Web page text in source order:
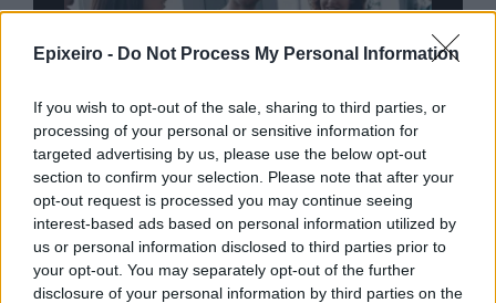
Epixeiro - Do Not Process My Personal Information
If you wish to opt-out of the sale, sharing to third parties, or
processing of your personal or sensitive information for
targeted advertising by us, please use the below opt-out
section to confirm your selection. Please note that after your
opt-out request is processed you may continue seeing
interest-based ads based on personal information utilized by
us or personal information disclosed to third parties prior to
your opt-out. You may separately opt-out of the further
disclosure of your personal information by third parties on the
TP Greece: Πώς διαμορφώνεται το
μέλλον του Insurance στην εποχή του AI